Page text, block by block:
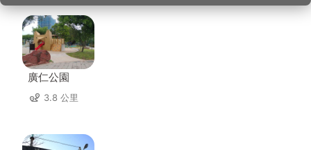
廣仁公園
3.8 公里